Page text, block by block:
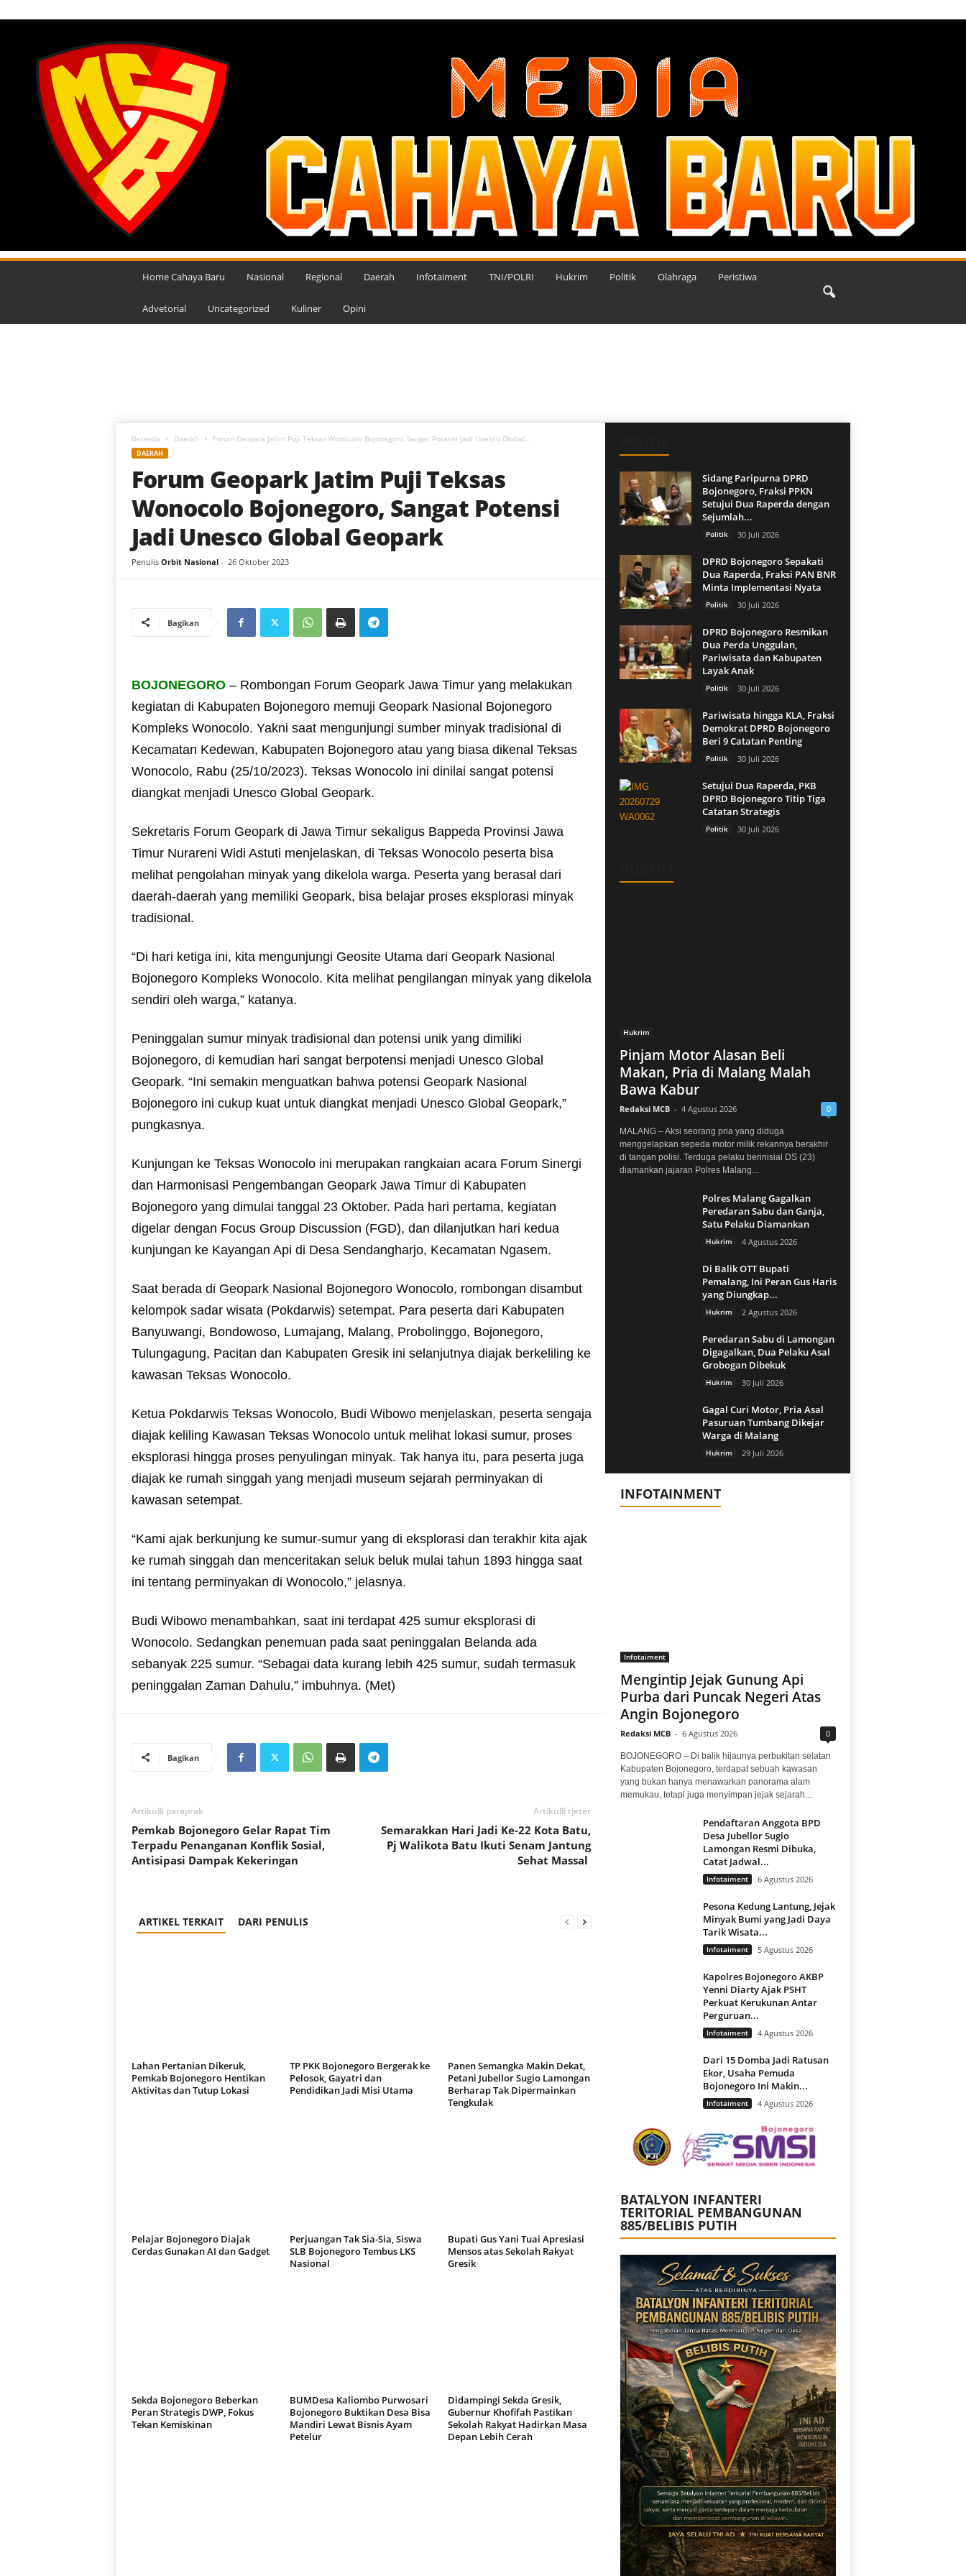
M
Home Cahaya Baru Nasional Regional Daerah Infotaiment TNI/POLRI Hukrim Politik Olahraga Peristiwa
Advetorial Uncategorized Kuliner Opini
Beranda Daerah Forum Geopark Jatim Puji Teksas Wonocolo Bojonegoro, Sangat Potensi Jadi Unesco Global...
DAERAH
Forum Geopark Jatim Puji Teksas
Wonocolo Bojonegoro, Sangat Potensi
Jadi Unesco Global Geopark
Penulis Orbit Nasional- 26 Oktober 2023
Bagikan
BOJONEGORO– Rombongan Forum Geopark Jawa Timur yang melakukan
kegiatan di Kabupaten Bojonegoro memuji Geopark Nasional Bojonegoro
Kompleks Wonocolo. Yakni saat mengunjungi sumber minyak tradisional di
Kecamatan Kedewan, Kabupaten Bojonegoro atau yang biasa dikenal Teksas
Wonocolo, Rabu (25/10/2023). Teksas Wonocolo ini dinilai sangat potensi
diangkat menjadi Unesco Global Geopark.
Sekretaris Forum Geopark di Jawa Timur sekaligus Bappeda Provinsi Jawa
Timur Nurareni Widi Astuti menjelaskan, di Teksas Wonocolo peserta bisa
melihat pengolahan minyak yang dikelola warga. Peserta yang berasal dari
daerah-daerah yang memiliki Geopark, bisa belajar proses eksplorasi minyak
tradisional.
“Di hari ketiga ini, kita mengunjungi Geosite Utama dari Geopark Nasional
Bojonegoro Kompleks Wonocolo. Kita melihat pengilangan minyak yang dikelola
sendiri oleh warga,” katanya.
Peninggalan sumur minyak tradisional dan potensi unik yang dimiliki
Bojonegoro, di kemudian hari sangat berpotensi menjadi Unesco Global
Geopark. “Ini semakin menguatkan bahwa potensi Geopark Nasional
Bojonegoro ini cukup kuat untuk diangkat menjadi Unesco Global Geopark,”
pungkasnya.
Kunjungan ke Teksas Wonocolo ini merupakan rangkaian acara Forum Sinergi
dan Harmonisasi Pengembangan Geopark Jawa Timur di Kabupaten
Bojonegoro yang dimulai tanggal 23 Oktober. Pada hari pertama, kegiatan
digelar dengan Focus Group Discussion (FGD), dan dilanjutkan hari kedua
kunjungan ke Kayangan Api di Desa Sendangharjo, Kecamatan Ngasem.
Saat berada di Geopark Nasional Bojonegoro Wonocolo, rombongan disambut
kelompok sadar wisata (Pokdarwis) setempat. Para peserta dari Kabupaten
Banyuwangi, Bondowoso, Lumajang, Malang, Probolinggo, Bojonegoro,
Tulungagung, Pacitan dan Kabupaten Gresik ini selanjutnya diajak berkeliling ke
kawasan Teksas Wonocolo.
Ketua Pokdarwis Teksas Wonocolo, Budi Wibowo menjelaskan, peserta sengaja
diajak keliling Kawasan Teksas Wonocolo untuk melihat lokasi sumur, proses
eksplorasi hingga proses penyulingan minyak. Tak hanya itu, para peserta juga
diajak ke rumah singgah yang menjadi museum sejarah perminyakan di
kawasan setempat.
“Kami ajak berkunjung ke sumur-sumur yang di eksplorasi dan terakhir kita ajak
ke rumah singgah dan menceritakan seluk beluk mulai tahun 1893 hingga saat
ini tentang perminyakan di Wonocolo,” jelasnya.
Budi Wibowo menambahkan, saat ini terdapat 425 sumur eksplorasi di
Wonocolo. Sedangkan penemuan pada saat peninggalan Belanda ada
sebanyak 225 sumur. “Sebagai data kurang lebih 425 sumur, sudah termasuk
peninggalan Zaman Dahulu,” imbuhnya. (Met)
Bagikan
Artikulli paraprak
Pemkab Bojonegoro Gelar Rapat Tim
Terpadu Penanganan Konflik Sosial,
Antisipasi Dampak Kekeringan
Artikulli tjetër
Semarakkan Hari Jadi Ke-22 Kota Batu,
Pj Walikota Batu Ikuti Senam Jantung
Sehat Massal
ARTIKEL TERKAIT DARI PENULIS
Lahan Pertanian Dikeruk,
Pemkab Bojonegoro Hentikan
Aktivitas dan Tutup Lokasi
TP PKK Bojonegoro Bergerak ke
Pelosok, Gayatri dan
Pendidikan Jadi Misi Utama
Panen Semangka Makin Dekat,
Petani Jubellor Sugio Lamongan
Berharap Tak Dipermainkan
Tengkulak
Pelajar Bojonegoro Diajak
Cerdas Gunakan AI dan Gadget
Perjuangan Tak Sia-Sia, Siswa
SLB Bojonegoro Tembus LKS
Nasional
Bupati Gus Yani Tuai Apresiasi
Mensos atas Sekolah Rakyat
Gresik
Sekda Bojonegoro Beberkan
Peran Strategis DWP, Fokus
Tekan Kemiskinan
BUMDesa Kaliombo Purwosari
Bojonegoro Buktikan Desa Bisa
Mandiri Lewat Bisnis Ayam
Petelur
Didampingi Sekda Gresik,
Gubernur Khofifah Pastikan
Sekolah Rakyat Hadirkan Masa
Depan Lebih Cerah
Sidang Paripurna DPRD
Bojonegoro, Fraksi PPKN
Setujui Dua Raperda dengan
Sejumlah...
Politik 30 Juli 2026
DPRD Bojonegoro Sepakati
Dua Raperda, Fraksi PAN BNR
Minta Implementasi Nyata
Politik 30 Juli 2026
DPRD Bojonegoro Resmikan
Dua Perda Unggulan,
Pariwisata dan Kabupaten
Layak Anak
Politik 30 Juli 2026
Pariwisata hingga KLA, Fraksi
Demokrat DPRD Bojonegoro
Beri 9 Catatan Penting
Politik 30 Juli 2026
Setujui Dua Raperda, PKB
DPRD Bojonegoro Titip Tiga
Catatan Strategis
Politik 30 Juli 2026
Hukrim
Pinjam Motor Alasan Beli
Makan, Pria di Malang Malah
Bawa Kabur
Redaksi MCB - 4 Agustus 2026 0
MALANG – Aksi seorang pria yang diduga
menggelapkan sepeda motor milik rekannya berakhir
di tangan polisi. Terduga pelaku berinisial DS (23)
diamankan jajaran Polres Malang...
Polres Malang Gagalkan
Peredaran Sabu dan Ganja,
Satu Pelaku Diamankan
Hukrim 4 Agustus 2026
Di Balik OTT Bupati
Pemalang, Ini Peran Gus Haris
yang Diungkap...
Hukrim 2 Agustus 2026
Peredaran Sabu di Lamongan
Digagalkan, Dua Pelaku Asal
Grobogan Dibekuk
Hukrim 30 Juli 2026
Gagal Curi Motor, Pria Asal
Pasuruan Tumbang Dikejar
Warga di Malang
Hukrim 29 Juli 2026
INFOTAINMENT
Infotaiment
Mengintip Jejak Gunung Api
Purba dari Puncak Negeri Atas
Angin Bojonegoro
Redaksi MCB - 6 Agustus 2026 0
BOJONEGORO – Di balik hijaunya perbukitan selatan
Kabupaten Bojonegoro, terdapat sebuah kawasan
yang bukan hanya menawarkan panorama alam
memukau, tetapi juga menyimpan jejak sejarah...
Pendaftaran Anggota BPD
Desa Jubellor Sugio
Lamongan Resmi Dibuka,
Catat Jadwal...
Infotaiment 6 Agustus 2026
Pesona Kedung Lantung, Jejak
Minyak Bumi yang Jadi Daya
Tarik Wisata...
Infotaiment 5 Agustus 2026
Kapolres Bojonegoro AKBP
Yenni Diarty Ajak PSHT
Perkuat Kerukunan Antar
Perguruan...
Infotaiment 4 Agustus 2026
Dari 15 Domba Jadi Ratusan
Ekor, Usaha Pemuda
Bojonegoro Ini Makin...
Infotaiment 4 Agustus 2026
BATALYON INFANTERI
TERITORIAL PEMBANGUNAN
885/BELIBIS PUTIH